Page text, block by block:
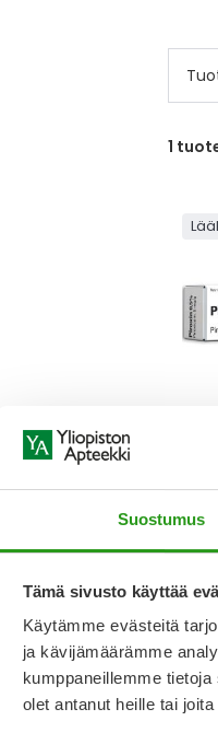
Suostumus
Tämä sivusto käyttää
Käytämme evästeitä
ja kävijämäärämme
kumppaneillemme
olet antanut heille tai
1
1